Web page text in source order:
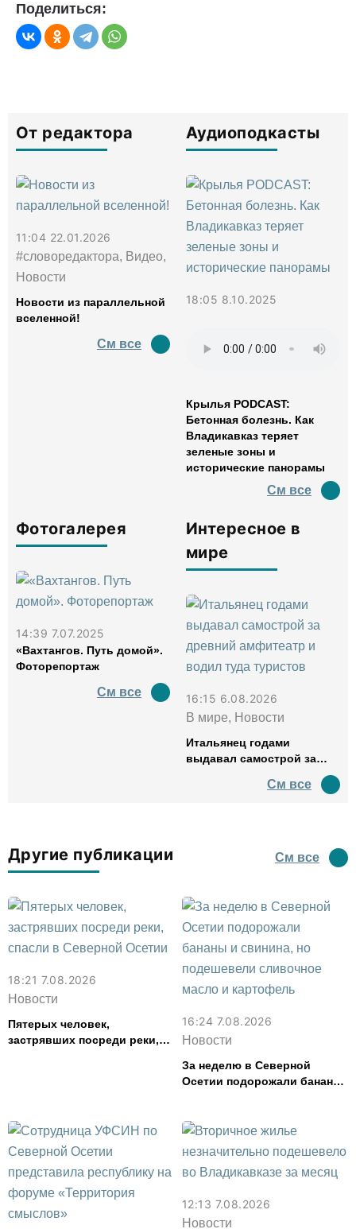
Поделиться:
От редактора
11:04 22.01.2026
#словоредактора, Видео,
Новости
Новости из параллельной
вселенной!
См все
Аудиоподкасты
18:05 8.10.2025
Крылья PODCAST:
Бетонная болезнь. Как
Владикавказ теряет
зеленые зоны и
исторические панорамы
См все
Фотогалерея
14:39 7.07.2025
«Вахтангов. Путь домой».
Фоторепортаж
См все
Интересное в
мире
16:15 6.08.2026
В мире, Новости
Итальянец годами
выдавал самострой за
водил туда туристов
См все
Другие публикации См все
18:21 7.08.2026
Новости
Пятерых человек,
застрявших посреди реки,
16:24 7.08.2026
Новости
За неделю в Северной
Осетии подорожали бананы
картофель
12:13 7.08.2026
Новости